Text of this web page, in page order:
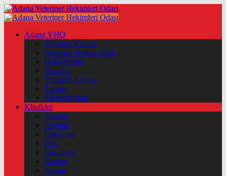
Adana VHO
Yönetim Kurulu
Veteriner Hekim Andı
Hakkımızda
Yazarlar
Yönetim Kurulu
Tarihçe
Ziyaretlerimiz
Klinikler
Aladağ
Ceyhan
Çukurova
Feke
İmamoğlu
Karataş
Kozan